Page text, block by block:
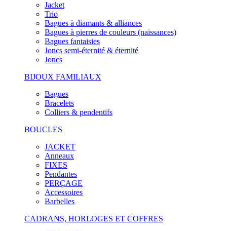
Jacket
Trio
Bagues à diamants & alliances
Bagues à pierres de couleurs (naissances)
Bagues fantaisies
Joncs semi-éternité & éternité
Joncs
BIJOUX FAMILIAUX
Bagues
Bracelets
Colliers & pendentifs
BOUCLES
JACKET
Anneaux
FIXES
Pendantes
PERÇAGE
Accessoires
Barbelles
CADRANS, HORLOGES ET COFFRES